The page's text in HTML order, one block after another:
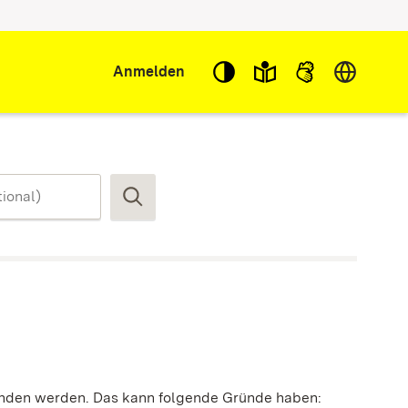
Anmelden Sprache
Suchen
werden. Das kann folgende Gründe haben: